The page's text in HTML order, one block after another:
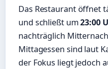
Das Restaurant öffnet
und schließt um23:00
nachträglich
Mittagessen sind laut
der Fokus liegt jedoch